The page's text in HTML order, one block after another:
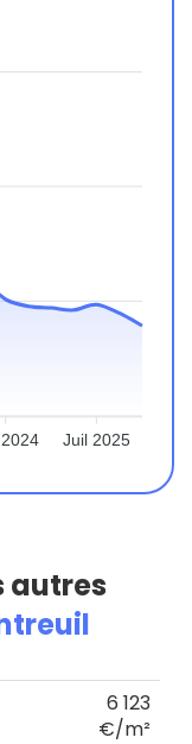
Juil 2025
autres
6 123
€/m²